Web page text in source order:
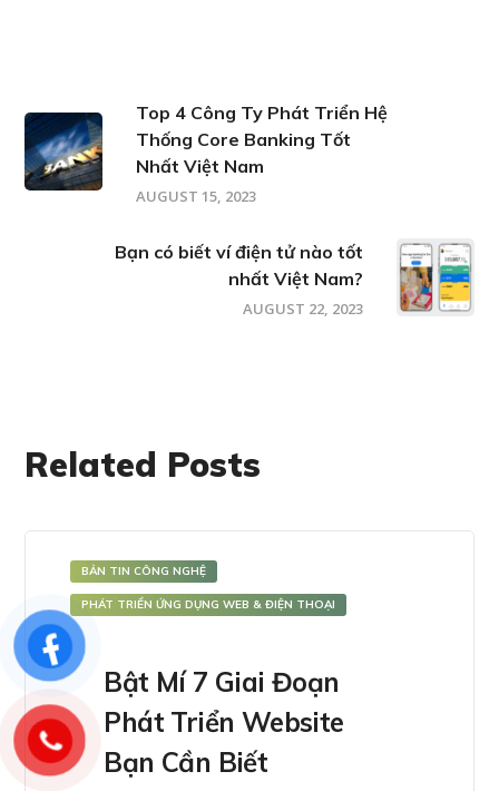
Top 4 Công Ty Phát Triển Hệ
Thống Core Banking Tốt
Nhất Việt Nam
AUGUST 15, 2023
Bạn có biết ví điện tử nào tốt
nhất Việt Nam?
AUGUST 22, 2023
Related Posts
BẢN TIN CÔNG NGHỆ
PHÁT TRIỂN ỨNG DỤNG WEB & ĐIỆN THOẠI
Bật Mí 7 Giai Đoạn
Phát Triển Website
Bạn Cần Biết